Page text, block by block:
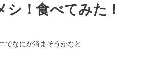
！食べてみた！
でなにか済まそうかなと